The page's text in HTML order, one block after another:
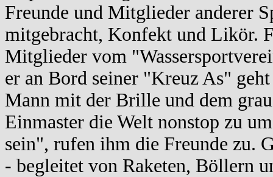
Freunde und Mitglieder anderer
mitgebracht, Konfekt und Likör.
Mitglieder vom
er an Bord seiner "Kreuz As"
Mann mit der Brille und dem
Einmaster die Welt nonstop zu
sein", rufen ihm die Freunde zu.
- begleitet von Raketen, Böllern